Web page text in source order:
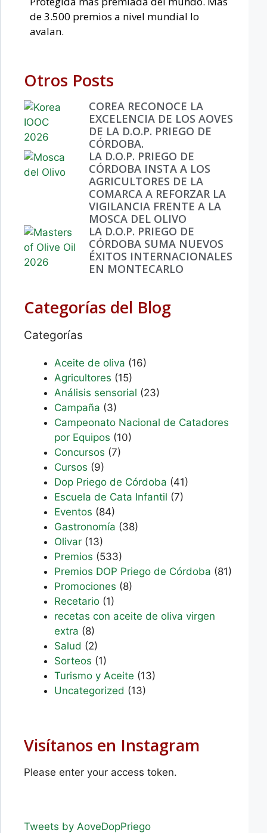
de 3.500 premios a nivel mundial lo
avalan.
Otros Posts
COREA RECONOCE LA
EXCELENCIA DE LOS AOVES
DE LA D.O.P. PRIEGO DE
CÓRDOBA.
LA D.O.P. PRIEGO DE
CÓRDOBA INSTA A LOS
AGRICULTORES DE LA
COMARCA A REFORZAR LA
VIGILANCIA FRENTE A LA
MOSCA DEL OLIVO
LA D.O.P. PRIEGO DE
CÓRDOBA SUMA NUEVOS
ÉXITOS INTERNACIONALES
EN MONTECARLO
Categorías del Blog
Categorías
Aceite de oliva (16)
Agricultores (15)
Análisis sensorial (23)
Campaña (3)
Campeonato Nacional de Catadores
por Equipos (10)
Concursos (7)
Cursos (9)
Dop Priego de Córdoba (41)
Escuela de Cata Infantil (7)
Eventos (84)
Gastronomía (38)
Olivar (13)
Premios (533)
Premios DOP Priego de Córdoba (81)
Promociones (8)
Recetario (1)
recetas con aceite de oliva virgen
extra (8)
Salud (2)
Sorteos (1)
Turismo y Aceite (13)
Uncategorized (13)
Visítanos en Instagram
Please enter your access token.
Tweets by AoveDopPriego